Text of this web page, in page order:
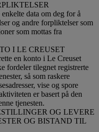
data om deg for å
og andre forpliktelser som
som mottas fra
I LE CREUSET
en konto i Le Creuset
fordeler tilegnet registrerte
så som raskere
vise og spore
er basert på den
tjenesten.
OG LEVERE
OG BISTAND TIL